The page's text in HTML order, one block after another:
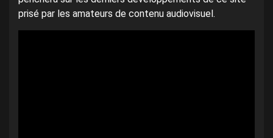
prisé par les amateurs de contenu audiovisuel.